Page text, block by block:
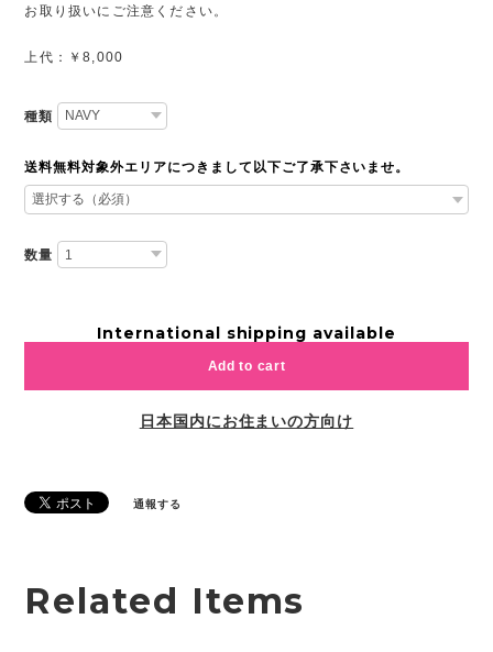
お取り扱いにご注意ください。
上代：￥8,000
種類
送料無料対象外エリアにつきまして以下ご了承下さいませ。
数量
International shipping available
Add to cart
日本国内にお住まいの方向け
通報する
Related Items